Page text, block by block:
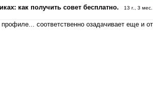
как получить совет бесплатно. 13 г., 3
соответственно озадачивает еще и